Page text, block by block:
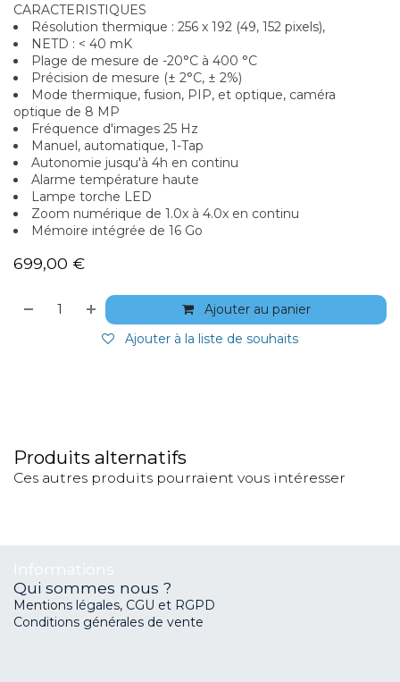
CARACTERISTIQUES
Résolution thermique : 256 x 192 (49, 152 pixels),
NETD : < 40 mK
Plage de mesure de -20°C à 400 °C
Précision de mesure (± 2°C, ± 2%)
Mode thermique, fusion, PIP, et optique, caméra
optique de 8 MP
Fréquence d'images 25 Hz
Manuel, automatique, 1-Tap
Autonomie jusqu'à 4h en continu
Alarme température haute
Lampe torche LED
Zoom numérique de 1.0x à 4.0x en continu
Mémoire intégrée de 16 Go
699,00 €
Ajouter au panier
Ajouter à la liste de souhaits
Produits alternatifs
Ces autres produits pourraient vous intéresser
Qui sommes nous ?
Mentions légales, CGU et RGPD
Conditions générales de vente